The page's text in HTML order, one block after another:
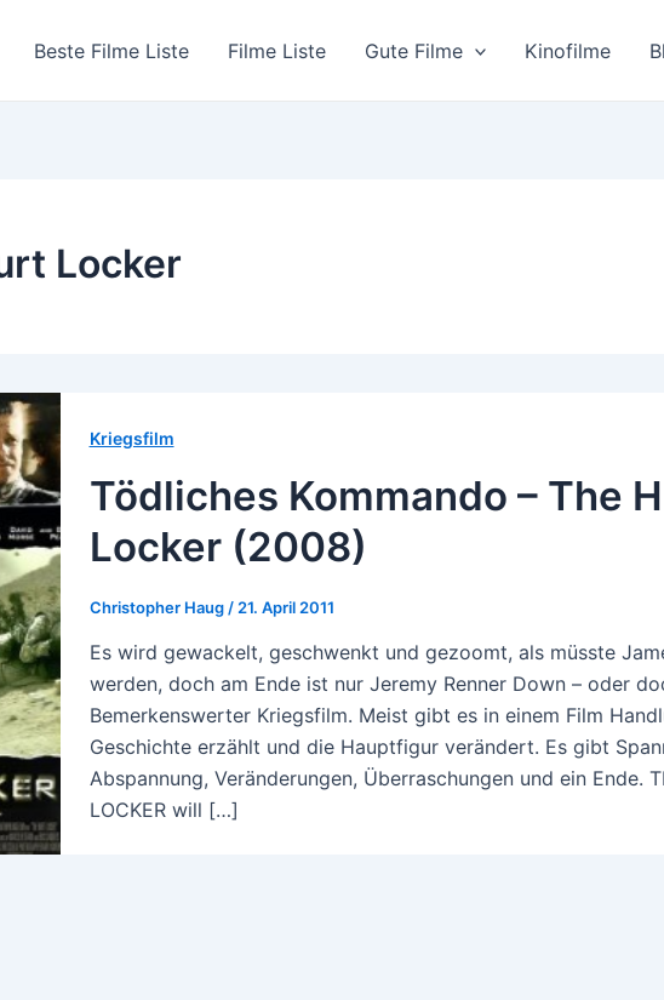
Beste Filme Liste Filme Liste Gute Filme Kinofilme
Locker
Kriegsfilm
Tödliches Kommando – The
Locker (2008)
Christopher Haug / 21. April 2011
Es wird gewackelt, geschwenkt und gezoomt, als müsste
werden, doch am Ende ist nur Jeremy Renner Down – oder
Bemerkenswerter Kriegsfilm. Meist gibt es in einem Film
Geschichte erzählt und die Hauptfigur verändert. Es gibt
Abspannung, Veränderungen, Überraschungen und ein Ende.
LOCKER will […]